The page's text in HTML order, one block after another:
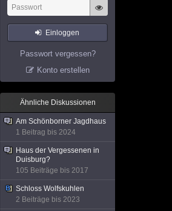
Einloggen
Passwort vergessen?
Konto erstellen
Ähnliche Diskussionen
Am Schönborner Jagdhaus
1 Beitrag bis 2024
Haus der Vergessenen in
Duisburg?
105 Beiträge bis 2017
Schloss Wolfskuhlen
2 Beiträge bis 2023